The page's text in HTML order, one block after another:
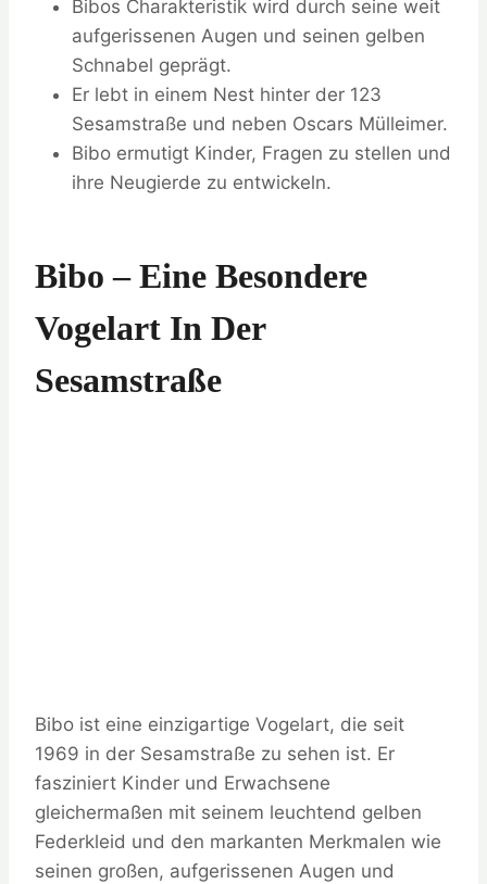
Bibos Charakteristik wird durch seine weit
aufgerissenen Augen und seinen gelben
Schnabel geprägt.
Er lebt in einem Nest hinter der 123
Sesamstraße und neben Oscars Mülleimer.
Bibo ermutigt Kinder, Fragen zu stellen und
ihre Neugierde zu entwickeln.
Bibo – Eine Besondere
Vogelart In Der
Sesamstraße
Bibo ist eine einzigartige Vogelart, die seit
1969 in der Sesamstraße zu sehen ist. Er
fasziniert Kinder und Erwachsene
gleichermaßen mit seinem leuchtend gelben
Federkleid und den markanten Merkmalen wie
seinen großen, aufgerissenen Augen und